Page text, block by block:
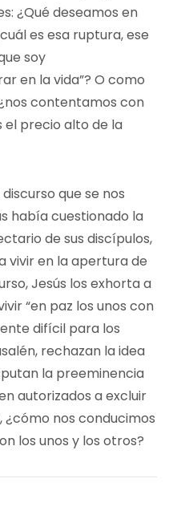
¿Qué deseamos en
es esa ruptura, ese
soy
en la vida”? O como
contentamos con
el precio alto de la
que se nos
había cuestionado la
de sus discípulos,
vivir en la apertura de
Jesús los exhorta a
“en paz los unos con
difícil para los
rechazan la idea
la preeminencia
autorizados a excluir
¿cómo nos conducimos
los unos y los otros?